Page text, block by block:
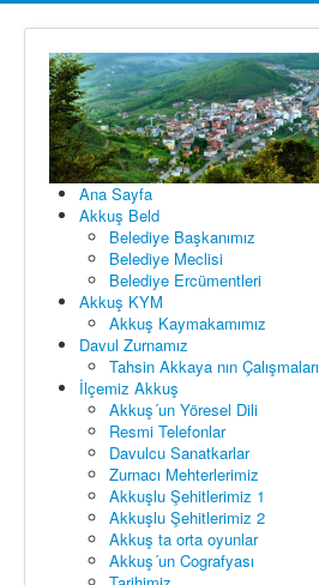
Ana Sayfa
Akkuş Beld
Belediye Başkanımız
Belediye Meclisi
Belediye Ercümentleri
Akkuş KYM
Akkuş Kaymakamımız
Davul Zurnamız
Tahsin Akkaya nın Çalışmaları
İlçemiz Akkuş
Akkuş´un Yöresel Dili
Resmi Telefonlar
Davulcu Sanatkarlar
Zurnacı Mehterlerimiz
Akkuşlu Şehitlerimiz 1
Akkuşlu Şehitlerimiz 2
Akkuş ta orta oyunlar
Akkuş´un Cografyası